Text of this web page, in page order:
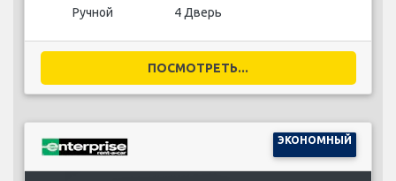
Ручной 4 Дверь
ПОСМОТРЕТЬ...
ЭКОНОМНЫЙ